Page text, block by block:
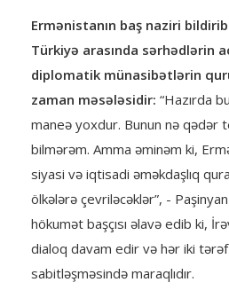
Ermənistanın baş naziri
Türkiyə arasında sərhədlərin
diplomatik münasibətlərin
zaman məsələsidir: “Hazırda
maneə yoxdur. Bunun nə qədər
bilmərəm. Amma əminəm ki,
siyasi və iqtisadi əməkdaşlıq
ölkələrə çevriləcəklər”, -
hökumət başçısı əlavə edib ki,
dialoq davam edir və hər iki
sabitləşməsində maraqlıdır.